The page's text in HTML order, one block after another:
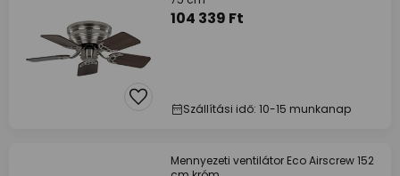
104 339 Ft
Szállítási idő: 10-15 munkanap
Mennyezeti ventilátor Eco Airscrew 152